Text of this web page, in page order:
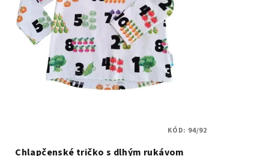
Chlapčenské tričko s dlhým rukávom
KÓD: 94/92